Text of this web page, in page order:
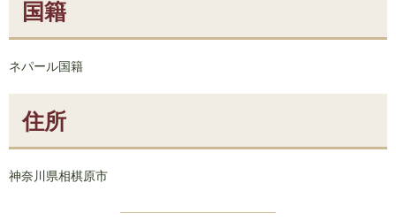
国籍
ネパール国籍
住所
神奈川県相棋原市